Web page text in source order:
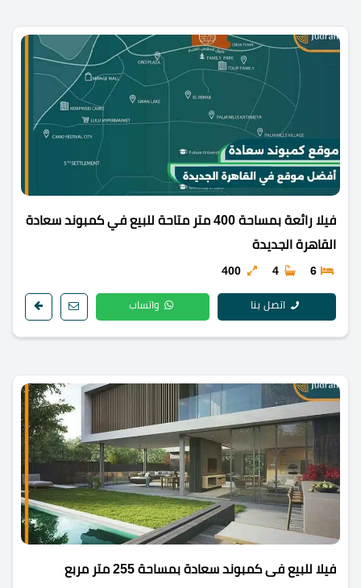
فيلا رائعة بمساحة 400 متر متاحة للبيع في كمبوند سعادة
القاهرة الجديدة
6
4
400
اتصل بنا واتساب
فيلا للبيع فى كمبوند سعادة بمساحة 255 متر مربع